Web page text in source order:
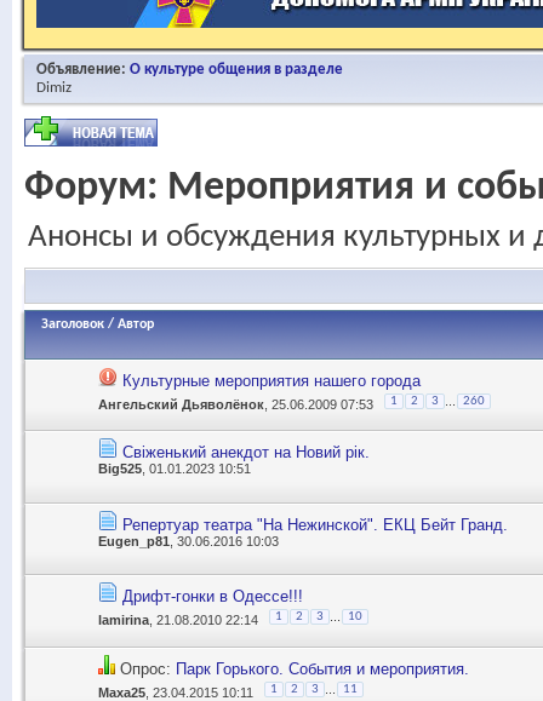
Объявление: О культуре общения в разделе
Dimiz
Форум: Мероприятия и
Анонсы и обсуждения культурных и
Заголовок / Автор
Культурные мероприятия нашего города
Ангельский Дьяволёнок , 25.06.2009 07:53 1 2 3 260
Свіженький анекдот на Новий рік.
Big525, 01.01.2023 10:51
Репертуар театра "На Нежинской". ЕКЦ Бейт Гранд.
Eugen_p81 , 30.06.2016 10:03
Дрифт-гонки в Одессе!!!
lamirina , 21.08.2010 22:14 1 2 3 10
Опрос: Парк Горького. События и мероприятия.
Маха25 , 23.04.2015 10:11 1 2 3 11